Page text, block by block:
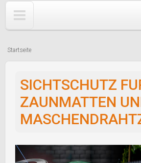
sind
hier
Startseite
SICHTSCHUTZ
ZAUNMATTEN